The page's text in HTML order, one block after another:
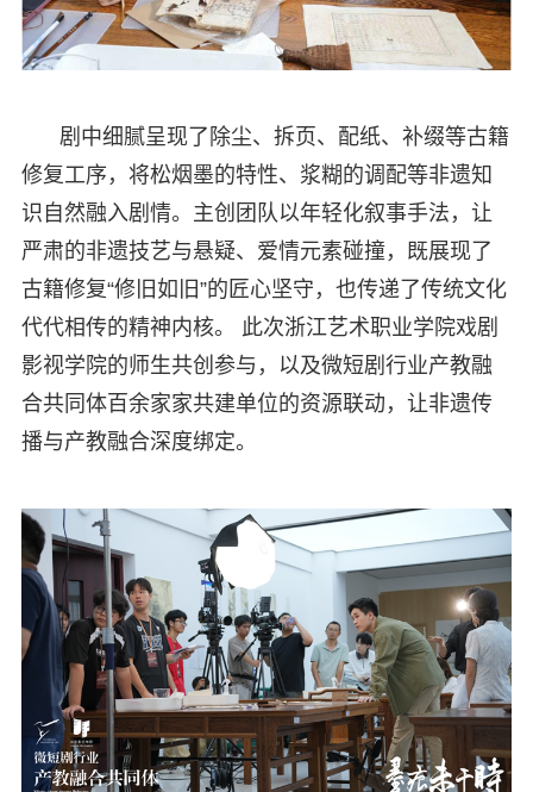
剧中细腻呈现了除尘、拆页、配纸、补缀等古籍
修复工序，将松烟墨的特性、浆糊的调配等非遗知
识自然融入剧情。主创团队以年轻化叙事手法，让
严肃的非遗技艺与悬疑、爱情元素碰撞，既展现了
古籍修复“修旧如旧”的匠心坚守，也传递了传统文化
代代相传的精神内核。 此次浙江艺术职业学院戏剧
影视学院的师生共创参与，以及微短剧行业产教融
合共同体百余家家共建单位的资源联动，让非遗传
播与产教融合深度绑定。